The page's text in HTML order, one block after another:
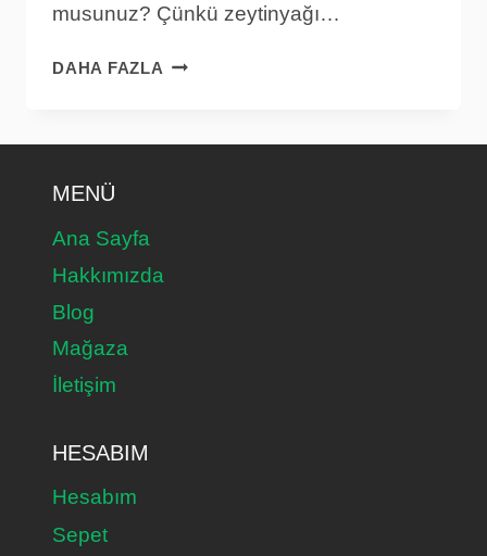
musunuz? Çünkü zeytinyağı…
DAHA FAZLA SIZMA
PEDIATERAPI
MENÜ
Ana Sayfa
Hakkımızda
Blog
Mağaza
İletişim
HESABIM
Hesabım
Sepet